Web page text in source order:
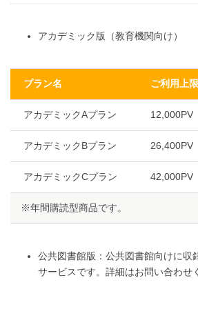
アカデミック版（教育機関向け）
プラン名 ご利用上限
アカデミックAプラン 12,000PV
アカデミックBプラン 26,400PV
アカデミックCプラン 42,000PV
※年間購読型商品です。
公共図書館版：公共図書館向けに収
サービスです。詳細はお問い合わせ